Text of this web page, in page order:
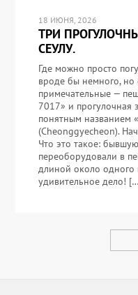
18 ИЮНЯ, 2026
ТРИ
СЕУЛУ.
Где можно просто
вроде бы немного, но
примечательные —
7017» и прогулочная
понятным названием
(Cheonggyecheon).
Что это такое:
переоборудовали в
длиной около одного
удивительное дело!